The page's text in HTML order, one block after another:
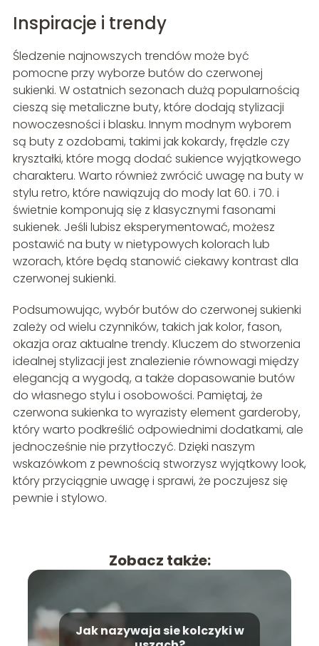
Inspiracje i trendy
Śledzenie najnowszych trendów może być
pomocne przy wyborze butów do czerwonej
sukienki. W ostatnich sezonach dużą popularnością
cieszą się metaliczne buty, które dodają stylizacji
nowoczesności i blasku. Innym modnym wyborem
są buty z ozdobami, takimi jak kokardy, frędzle czy
kryształki, które mogą dodać sukience wyjątkowego
charakteru. Warto również zwrócić uwagę na buty w
stylu retro, które nawiązują do mody lat 60. i 70. i
świetnie komponują się z klasycznymi fasonami
sukienek. Jeśli lubisz eksperymentować, możesz
postawić na buty w nietypowych kolorach lub
wzorach, które będą stanowić ciekawy kontrast dla
czerwonej sukienki.
Podsumowując, wybór butów do czerwonej sukienki
zależy od wielu czynników, takich jak kolor, fason,
okazja oraz aktualne trendy. Kluczem do stworzenia
idealnej stylizacji jest znalezienie równowagi między
elegancją a wygodą, a także dopasowanie butów
do własnego stylu i osobowości. Pamiętaj, że
czerwona sukienka to wyrazisty element garderoby,
który warto podkreślić odpowiednimi dodatkami, ale
jednocześnie nie przytłoczyć. Dzięki naszym
wskazówkom z pewnością stworzysz wyjątkowy look,
który przyciągnie uwagę i sprawi, że poczujesz się
pewnie i stylowo.
Zobacz także:
Jak nazywaja sie kolczyki w